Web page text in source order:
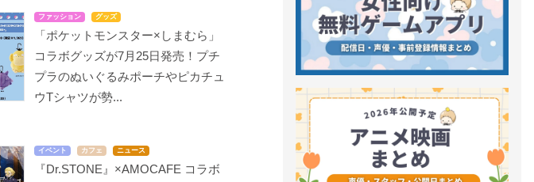
ファッション グッズ
「ポケットモンスター×しまむら」
コラボグッズが7月25日発売！プチ
プラのぬいぐるみポーチやピカチュ
ウTシャツが勢...
イベント カフェ ニュース
『Dr.STONE』×AMOCAFE コラボ